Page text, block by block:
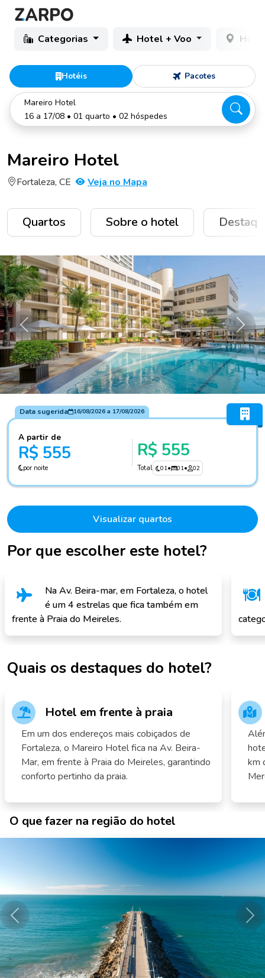
Categorias Hotel + Voo
Hotéis Pacotes
Mareiro Hotel
16 a 17/08 • 01 quarto • 02 hóspedes
Mareiro Hotel
Fortaleza, CE Veja no Mapa
Quartos Sobre o hotel
Anterior
Por que escolher este hotel?
Na Av. Beira-mar, em Fortaleza, o hotel
é um 4 estrelas que fica também em
frente à Praia do Meireles.
Data sugerida 16/08/2026a 17/08/2026
A partir de
R$ 555
por noite
R$ 555
Total 01• 01• 02
Visualizar quartos
Quais os destaques do hotel?
Hotel em frente à praia
Em um dos endereços mais cobiçados de
Fortaleza, o Mareiro Hotel fica na Av. Beira-
Mar, em frente à Praia do Meireles, garantindo
conforto pertinho da praia.
km
O que fazer na região do hotel
Anterior